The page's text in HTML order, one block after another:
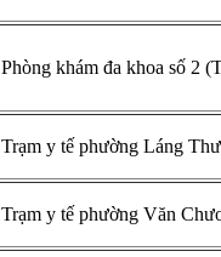
Phòng khám đa khoa số 2
Trạm y tế phường Láng
Trạm y tế phường Văn